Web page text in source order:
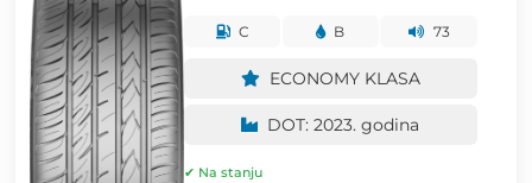
C B 73
ECONOMY KLASA
DOT: 2023. godina
✔ Na stanju